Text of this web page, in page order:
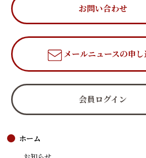
お問い合わせ
メールニュースの申
会員ログイン
ホーム